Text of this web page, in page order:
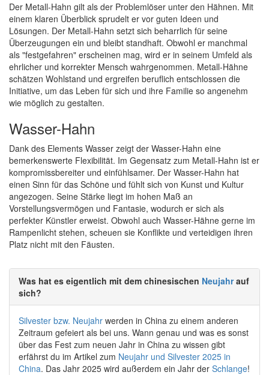
Der Metall-Hahn gilt als der Problemlöser unter den Hähnen. Mit
einem klaren Überblick sprudelt er vor guten Ideen und
Lösungen. Der Metall-Hahn setzt sich beharrlich für seine
Überzeugungen ein und bleibt standhaft. Obwohl er manchmal
als "festgefahren" erscheinen mag, wird er in seinem Umfeld als
ehrlicher und korrekter Mensch wahrgenommen. Metall-Hähne
schätzen Wohlstand und ergreifen beruflich entschlossen die
Initiative, um das Leben für sich und ihre Familie so angenehm
wie möglich zu gestalten.
Wasser-Hahn
Dank des Elements Wasser zeigt der Wasser-Hahn eine
bemerkenswerte Flexibilität. Im Gegensatz zum Metall-Hahn ist er
kompromissbereiter und einfühlsamer. Der Wasser-Hahn hat
einen Sinn für das Schöne und fühlt sich von Kunst und Kultur
angezogen. Seine Stärke liegt im hohen Maß an
Vorstellungsvermögen und Fantasie, wodurch er sich als
perfekter Künstler erweist. Obwohl auch Wasser-Hähne gerne im
Rampenlicht stehen, scheuen sie Konflikte und verteidigen ihren
Platz nicht mit den Fäusten.
Was hat es eigentlich mit dem chinesischen Neujahrauf
sich?
Silvester bzw. Neujahr werden in China zu einem anderen
Zeitraum gefeiert als bei uns. Wann genau und was es sonst
über das Fest zum neuen Jahr in China zu wissen gibt
erfährst du im Artikel zum Neujahr und Silvester 2025 in
China. Das Jahr 2025 wird außerdem ein Jahr der Schlange!